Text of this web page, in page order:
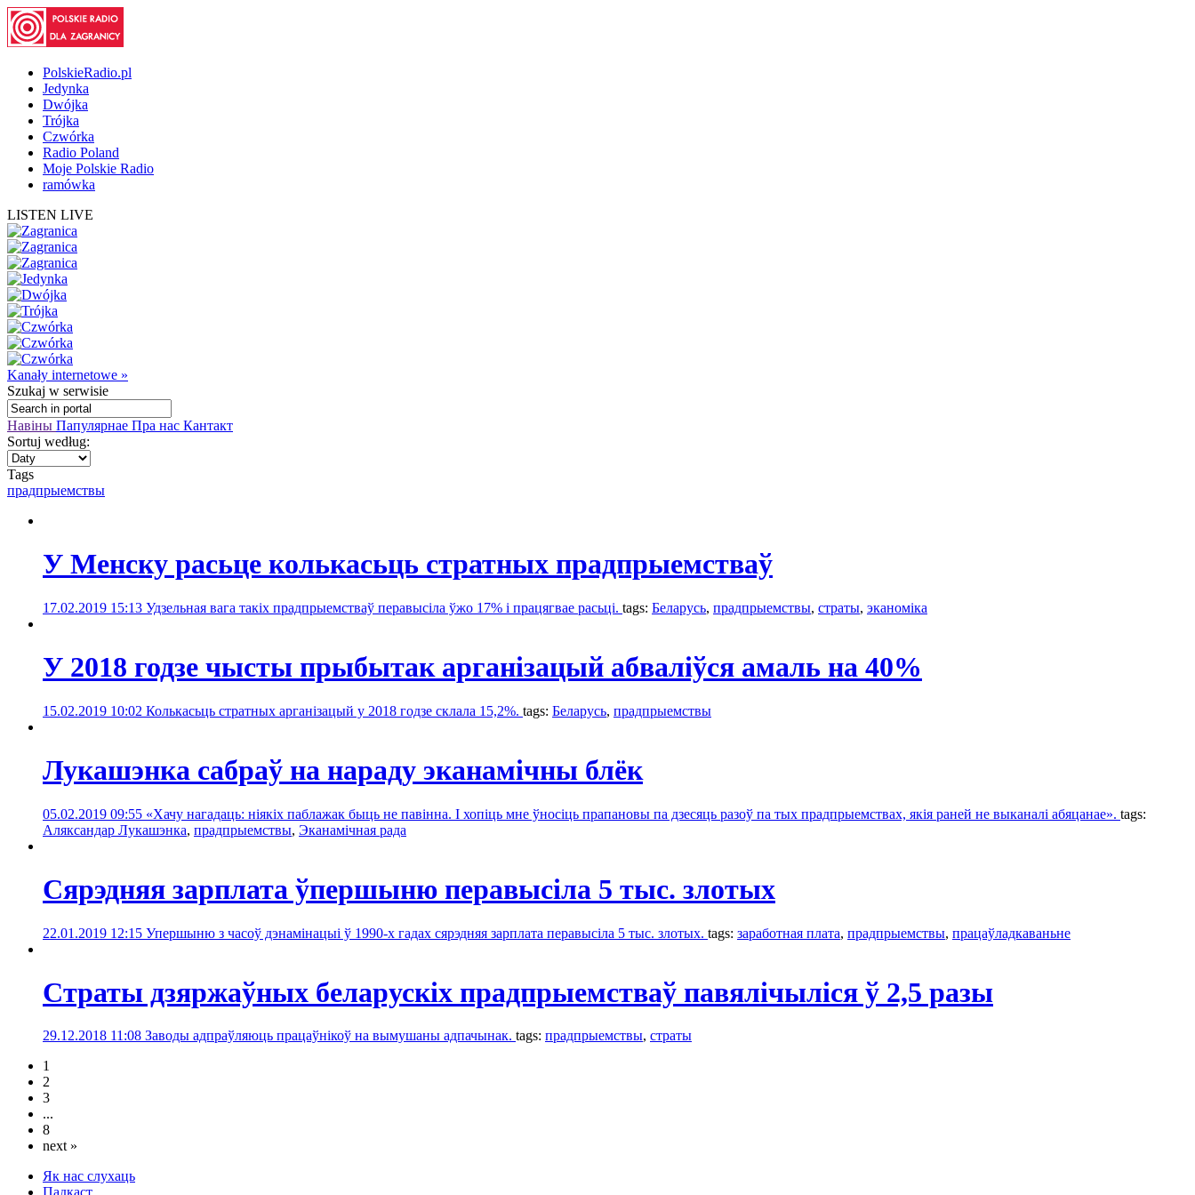
PolskieRadio.pl
Jedynka
Dwójka
Trójka
Czwórka
Radio Poland
Moje Polskie Radio
ramówka
LISTEN LIVE
Kanały internetowe »
Szukaj w serwisie
Навіны Папулярнае Пра нас Кантакт
Sortuj według:
Tags
прадпрыемствы
У Менску расьце колькасьць стратных прадпрыемстваў
17.02.2019 15:13 Удзельная вага такіх прадпрыемстваў перавысіла ўжо 17% і працягвае расьці. tags: Беларусь, прадпрыемствы, страты, эканоміка
У 2018 годзе чысты прыбытак арганізацый абваліўся амаль на 40%
15.02.2019 10:02 Колькасьць стратных арганізацый у 2018 годзе склала 15,2%. tags: Беларусь, прадпрыемствы
Лукашэнка сабраў на нараду эканамічны блёк
05.02.2019 09:55 «Хачу нагадаць: ніякіх паблажак быць не павінна. І хопіць мне ўносіць прапановы па дзесяць разоў па тых прадпрыемствах, якія раней не выканалі абяцанае». tags:
Аляксандар Лукашэнка, прадпрыемствы, Эканамічная радa
Сярэдняя зарплата ўпершыню перавысіла 5 тыс. злотых
22.01.2019 12:15 Упершыню з часоў дэнамінацыі ў 1990-х гадах сярэдняя зарплата перавысіла 5 тыс. злотых. tags: заработная плата, прадпрыемствы, працаўладкаваньне
Страты дзяржаўных беларускіх прадпрыемстваў павялічыліся ў 2,5 разы
29.12.2018 11:08 Заводы адпраўляюць працаўнікоў на вымушаны адпачынак. tags: прадпрыемствы, страты
1
2
3
...
8
next »
Як нас слухаць